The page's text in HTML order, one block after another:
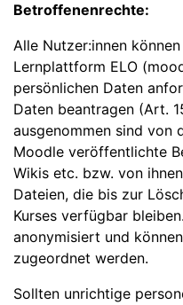
Betroffenenrechte:
Alle Nutzer:innen
Lernplattform ELO
persönlichen Daten
Daten beantragen (Art.
ausgenommen sind von
Moodle veröffentlichte
Wikis etc. bzw. von
Dateien, die bis zur
Kurses verfügbar
anonymisiert und
zugeordnet werden.
Sollten unrichtige